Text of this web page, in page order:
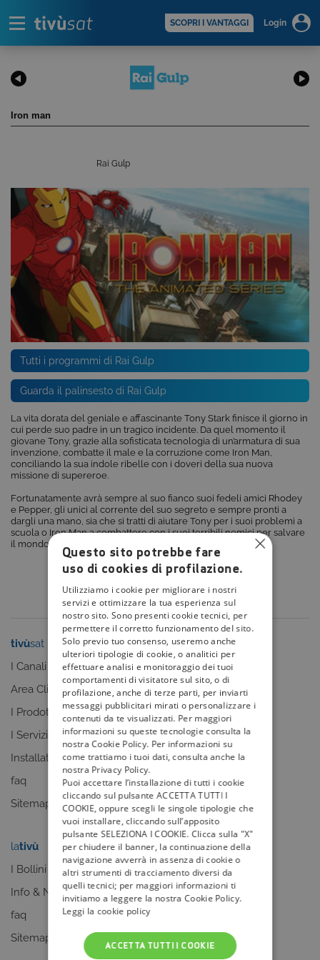
SCOPRI I VANTAGGI Login
Iron man
Rai Gulp
Tutti i programmi di Rai Gulp
Guarda il palinsesto di Rai Gulp
La vita dorata del geniale e affascinante Tony Stark finisce il giorno in
cui perde suo padre in un tragico incidente. Da quel momento il
giovane Tony, grazie alla sofisticata tecnologia di un’armatura di sua
invenzione, combatte il male e la corruzione come Iron Man,
conciliando la sua indole ribelle con i doveri della sua nuova
missione di supereroe.
Fortunatamente avrà sempre al suo fianco suoi fedeli amici Rhodey
e Pepper, gli unici al corrente del suo segreto e sempre pronti a
dargli una mano, sia che si tratti di aiutare Tony per i suoi problemi a
scuola o Iron Man a combattere con i suoi terribili nemici per salvare
il mondo.
tivùsat
I Canali
Area Clienti
I Prodotti
I Servizi
Installatori
faq
Sitemap
tivùla guida
I programmi
I canali
La Guida +
faq
Sitemap
lativù
I Bollini
Info & News
faq
Sitemap
mytivù
Questo sito potrebbe fare
uso di cookies di profilazione.
Utilizziamo i cookie per migliorare i nostri
servizi e ottimizzare la tua esperienza sul
nostro sito. Sono presenti cookie tecnici, per
permettere il corretto funzionamento del sito.
Solo previo tuo consenso, useremo anche
ulteriori tipologie di cookie, o analitici per
effettuare analisi e monitoraggio dei tuoi
comportamenti di visitatore sul sito, o di
profilazione, anche di terze parti, per inviarti
messaggi pubblicitari mirati o personalizzare i
contenuti da te visualizzati. Per maggiori
informazioni su queste tecnologie consulta la
nostra Cookie Policy. Per informazioni su
come trattiamo i tuoi dati, consulta anche la
nostra Privacy Policy.
Puoi accettare l’installazione di tutti i cookie
cliccando sul pulsante ACCETTA TUTTI I
COOKIE, oppure scegli le singole tipologie che
vuoi installare, cliccando sull’apposito
pulsante SELEZIONA I COOKIE. Clicca sulla "X"
per chiudere il banner, la continuazione della
navigazione avverrà in assenza di cookie o
altri strumenti di tracciamento diversi da
quelli tecnici; per maggiori informazioni ti
invitiamo a leggere la nostra Cookie Policy.
Leggi la cookie policy
ACCETTA TUTTI I COOKIE